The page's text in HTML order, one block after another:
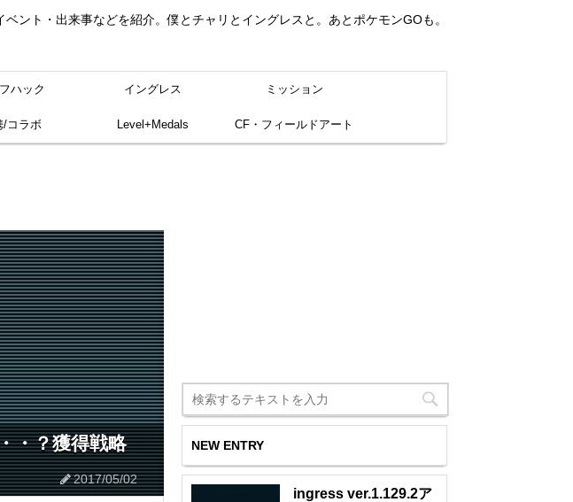
ント・出来事などを紹介。僕とチャリとイングレスと。あとポケモンGOも。
ハック イングレス ミッション
/コラボ Level+Medals CF・フィールドアート
・？獲得戦略
2017/05/02
NEW ENTRY
ingress ver.1.129.2ア